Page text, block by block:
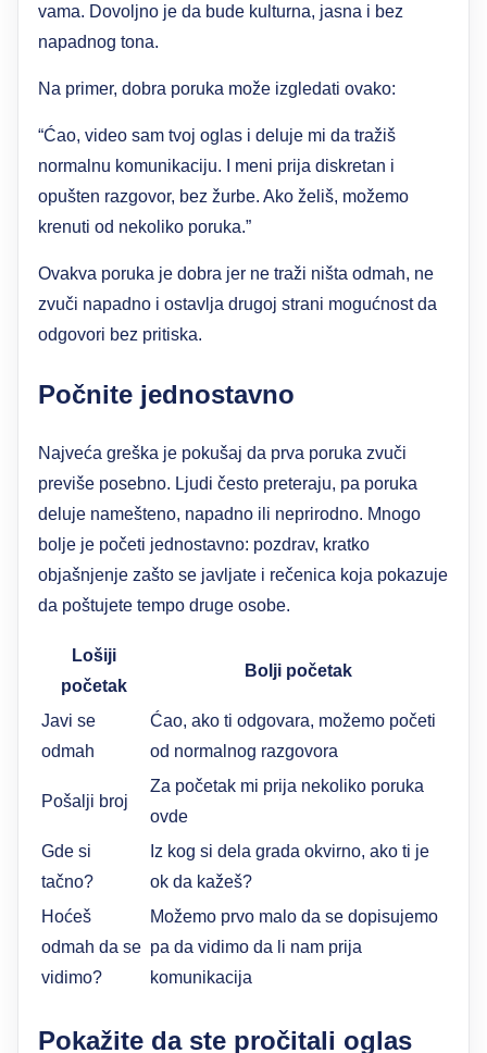
vama. Dovoljno je da bude kulturna, jasna i bez
napadnog tona.
Na primer, dobra poruka može izgledati ovako:
“Ćao, video sam tvoj oglas i deluje mi da tražiš
normalnu komunikaciju. I meni prija diskretan i
opušten razgovor, bez žurbe. Ako želiš, možemo
krenuti od nekoliko poruka.”
Ovakva poruka je dobra jer ne traži ništa odmah, ne
zvuči napadno i ostavlja drugoj strani mogućnost da
odgovori bez pritiska.
Počnite jednostavno
Najveća greška je pokušaj da prva poruka zvuči
previše posebno. Ljudi često preteraju, pa poruka
deluje namešteno, napadno ili neprirodno. Mnogo
bolje je početi jednostavno: pozdrav, kratko
objašnjenje zašto se javljate i rečenica koja pokazuje
da poštujete tempo druge osobe.
Lošiji
početak
Bolji početak
Javi se
odmah
Ćao, ako ti odgovara, možemo početi
od normalnog razgovora
Pošalji broj
Za početak mi prija nekoliko poruka
ovde
Gde si
tačno?
Iz kog si dela grada okvirno, ako ti je
ok da kažeš?
Hoćeš
odmah da se
vidimo?
Možemo prvo malo da se dopisujemo
pa da vidimo da li nam prija
komunikacija
Pokažite da ste pročitali oglas